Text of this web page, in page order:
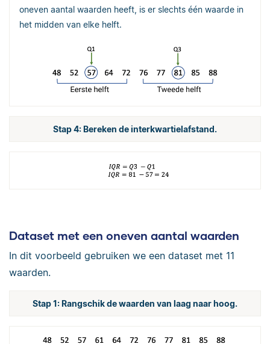
oneven aantal waarden heeft, is er slechts één waarde in
het midden van elke helft.
Stap 4: Bereken de interkwartielafstand.
Dataset met een oneven aantal waarden
In dit voorbeeld gebruiken we een dataset met 11
waarden.
Stap 1: Rangschik de waarden van laag naar hoog.